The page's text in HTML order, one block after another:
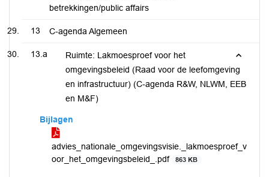
betrekkingen/public affairs
13 C-agenda Algemeen
13.a
Ruimte: Lakmoesproef voor het
omgevingsbeleid (Raad voor de leefomgeving
en infrastructuur) (C-agenda R&W, NLWM, EEB
en M&F)
Bijlagen
advies_nationale_omgevingsvisie._lakmoesproef_v
oor_het_omgevingsbeleid_.pdf
863 KB